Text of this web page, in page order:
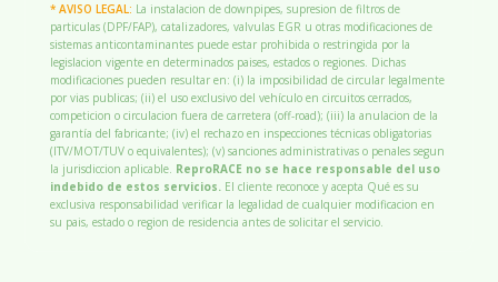
* AVISO LEGAL: La instalacion de downpipes, supresion de filtros de
particulas (DPF/FAP), catalizadores, valvulas EGR u otras modificaciones de
sistemas anticontaminantes puede estar prohibida o restringida por la
legislacion vigente en determinados paises, estados o regiones. Dichas
modificaciones pueden resultar en: (i) la imposibilidad de circular legalmente
por vias publicas; (ii) el uso exclusivo del vehículo en circuitos cerrados,
competicion o circulacion fuera de carretera (off-road); (iii) la anulacion de la
garantía del fabricante; (iv) el rechazo en inspecciones técnicas obligatorias
(ITV/MOT/TUV o equivalentes); (v) sanciones administrativas o penales segun
la jurisdiccion aplicable. ReproRACE no se hace responsable del uso
indebido de estos servicios. El cliente reconoce y acepta Qué es su
exclusiva responsabilidad verificar la legalidad de cualquier modificacion en
su pais, estado o region de residencia antes de solicitar el servicio.